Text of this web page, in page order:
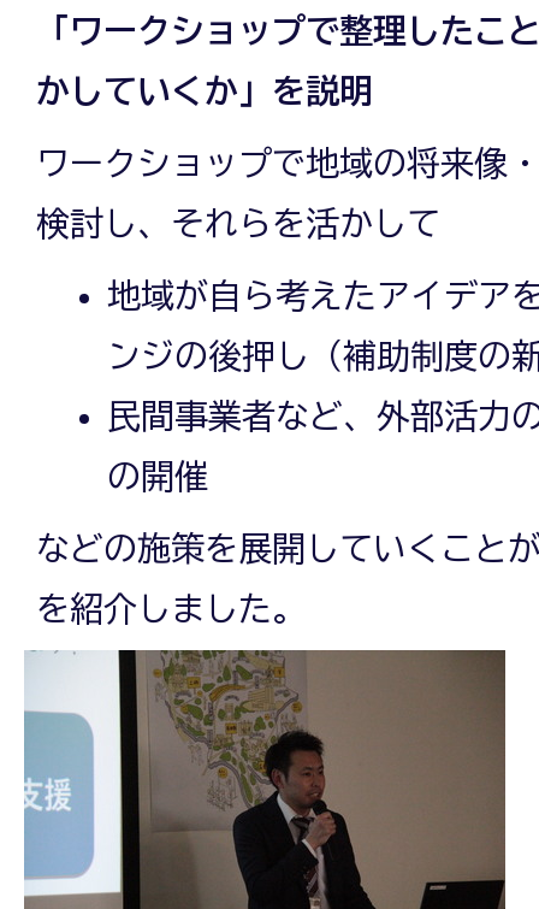
「ワークショップで整理したこ
かしていくか」を説明
ワークショップで地域の将来像
検討し、それらを活かして
地域が自ら考えたアイデア
ンジの後押し（補助制度の
民間事業者など、外部活力
の開催
などの施策を展開していくこと
を紹介しました。